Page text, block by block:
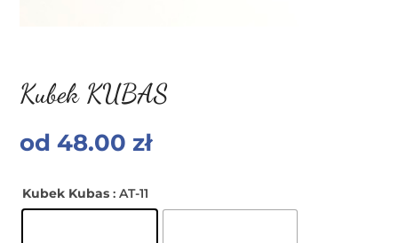
Kubek KUBAS
od48.00 zł
Kubek Kubas : AT-11